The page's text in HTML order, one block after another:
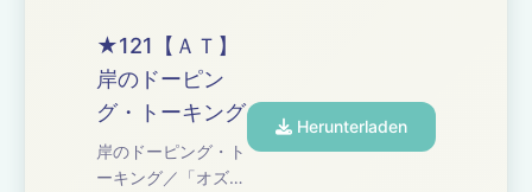
★121【ＡＴ】
岸のドーピン
グ・トーキング
岸のドーピング・ト
ーキング／「オズワ
Herunterladen